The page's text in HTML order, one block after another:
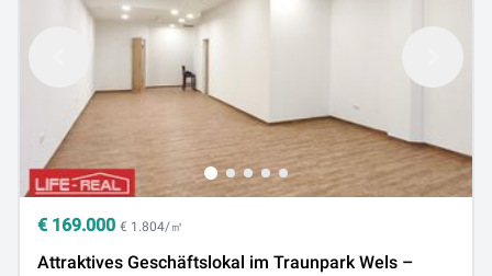
€ 169.000 € 1.804/㎡
Attraktives Geschäftslokal im Traunpark Wels –